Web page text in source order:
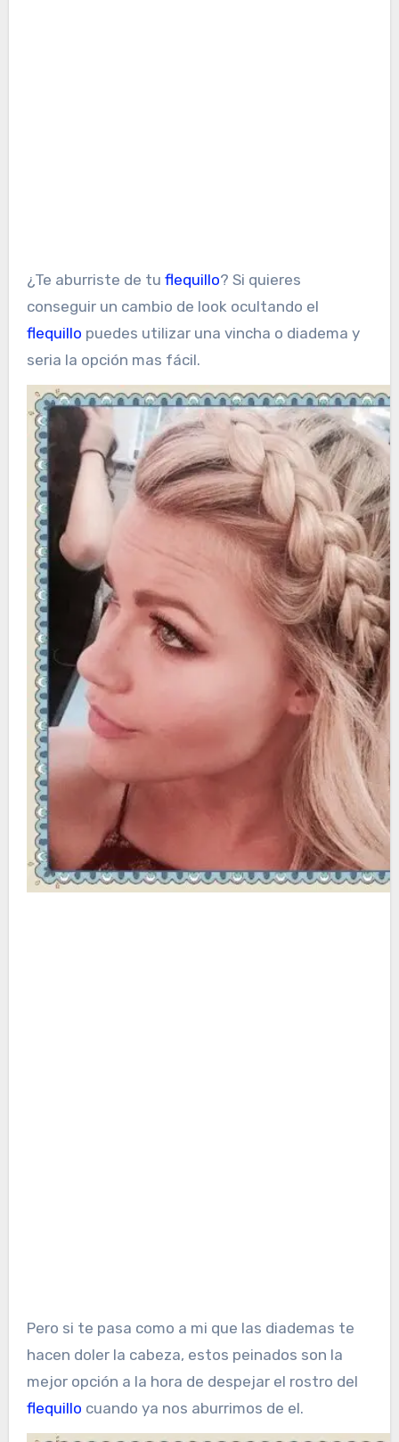
¿Te aburriste de tu flequillo? Si quieres
conseguir un cambio de look ocultando el
flequillo puedes utilizar una vincha o diadema y
seria la opción mas fácil.
Pero si te pasa como a mi que las diademas te
hacen doler la cabeza, estos peinados son la
mejor opción a la hora de despejar el rostro del
flequillo cuando ya nos aburrimos de el.